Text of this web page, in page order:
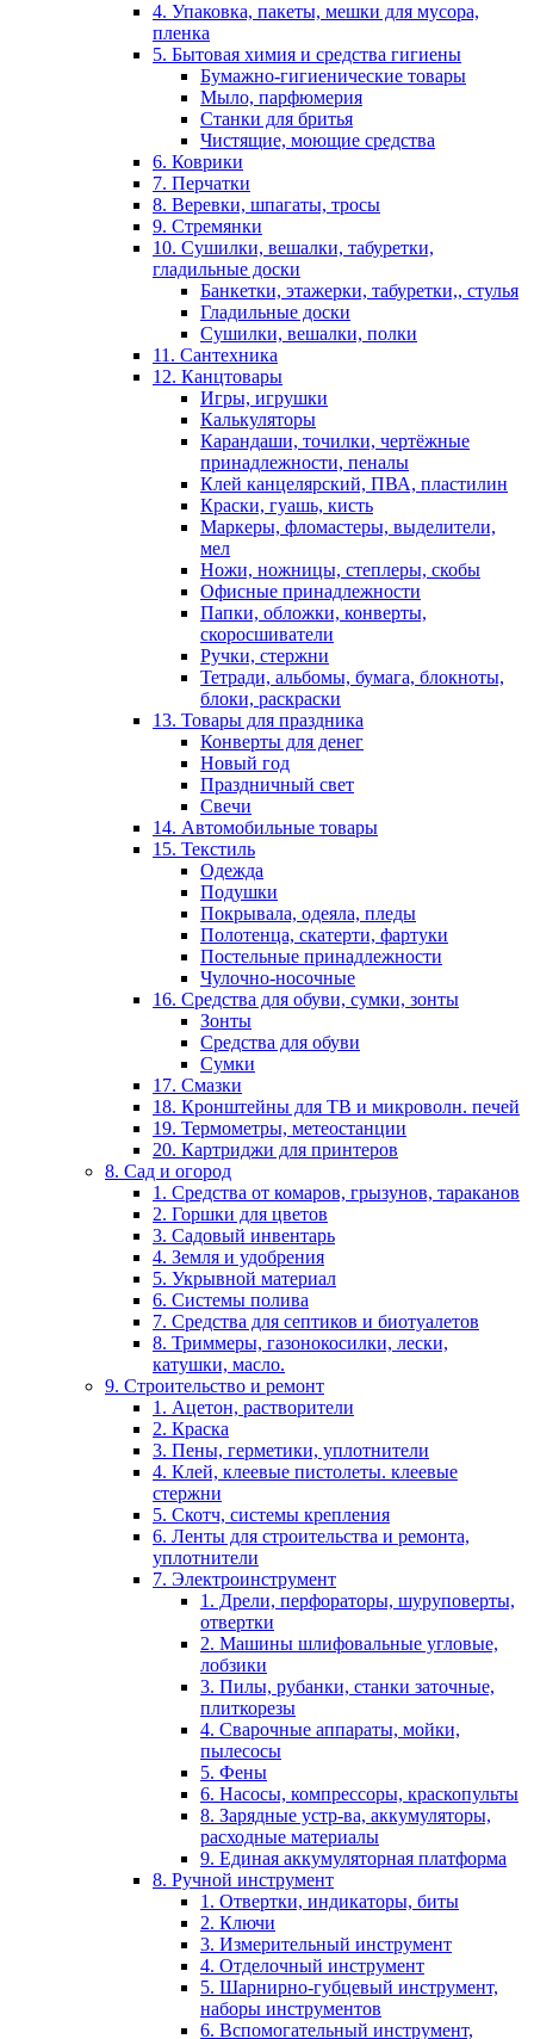
4. Упаковка, пакеты, мешки для мусора,
пленка
5. Бытовая химия и средства гигиены
Бумажно-гигиенические товары
Мыло, парфюмерия
Станки для бритья
Чистящие, моющие средства
6. Коврики
7. Перчатки
8. Веревки, шпагаты, тросы
9. Стремянки
10. Сушилки, вешалки, табуретки,
гладильные доски
Банкетки, этажерки, табуретки,, стулья
Гладильные доски
Сушилки, вешалки, полки
11. Сантехника
12. Канцтовары
Игры, игрушки
Калькуляторы
Карандаши, точилки, чертёжные
принадлежности, пеналы
Клей канцелярский, ПВА, пластилин
Краски, гуашь, кисть
Маркеры, фломастеры, выделители,
мел
Ножи, ножницы, степлеры, скобы
Офисные принадлежности
Папки, обложки, конверты,
скоросшиватели
Ручки, стержни
Тетради, альбомы, бумага, блокноты,
блоки, раскраски
13. Товары для праздника
Конверты для денег
Новый год
Праздничный свет
Свечи
14. Автомобильные товары
15. Текстиль
Одежда
Подушки
Покрывала, одеяла, пледы
Полотенца, скатерти, фартуки
Постельные принадлежности
Чулочно-носочные
16. Средства для обуви, сумки, зонты
Зонты
Средства для обуви
Сумки
17. Смазки
18. Кронштейны для ТВ и микроволн. печей
19. Термометры, метеостанции
20. Картриджи для принтеров
8. Сад и огород
1. Средства от комаров, грызунов, тараканов
2. Горшки для цветов
3. Садовый инвентарь
4. Земля и удобрения
5. Укрывной материал
6. Системы полива
7. Средства для септиков и биотуалетов
8. Триммеры, газонокосилки, лески,
катушки, масло.
9. Строительство и ремонт
1. Ацетон, растворители
2. Краска
3. Пены, герметики, уплотнители
4. Клей, клеевые пистолеты. клеевые
стержни
5. Скотч, системы крепления
6. Ленты для строительства и ремонта,
уплотнители
7. Электроинструмент
1. Дрели, перфораторы, шуруповерты,
отвертки
2. Машины шлифовальные угловые,
лобзики
3. Пилы, рубанки, станки заточные,
плиткорезы
4. Сварочные аппараты, мойки,
пылесосы
5. Фены
6. Насосы, компрессоры, краскопульты
8. Зарядные устр-ва, аккумуляторы,
расходные материалы
9. Единая аккумуляторная платформа
8. Ручной инструмент
1. Отвертки, индикаторы, биты
2. Ключи
3. Измерительный инструмент
4. Отделочный инструмент
5. Шарнирно-губцевый инструмент,
наборы инструментов
6. Вспомогательный инструмент,